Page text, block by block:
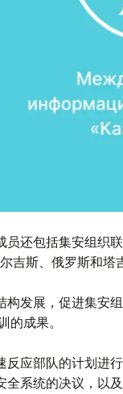
员还包括集安组织
吉斯、俄罗斯和塔
构发展，促进集安
的成果。
反应部队的计划进
全系统的决议，以